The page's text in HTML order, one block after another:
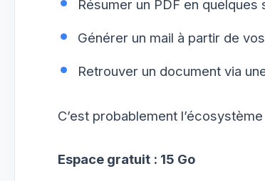
Résumer un PDF en quelques
Générer un mail à partir de
Retrouver un document via
C’est probablement
Espace gratuit : 15 Go